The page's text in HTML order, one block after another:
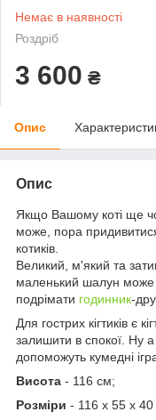
Немає в наявності
Роздріб
3 600 ₴
Опис
Опис
Якщо Вашому коті ще
може, пора
котиків.
Великий, м'який та
маленький шалун може
подрімати годинник-
Для гострих кігтиків є
залишити в спокої. Ну
допоможуть кумедні
Висота - 116 см;
Розміри - 116 x 55 x